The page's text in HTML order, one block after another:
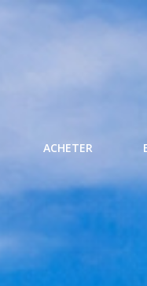
ACHETER